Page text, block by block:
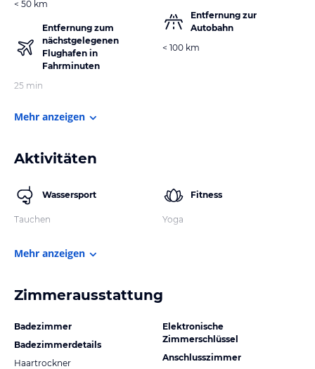
< 50 km
Entfernung zum
nächstgelegenen
Flughafen in
Fahrminuten
25 min
Entfernung zur
Autobahn
< 100 km
Mehr anzeigen
Aktivitäten
Wassersport
Tauchen
Fitness
Yoga
Mehr anzeigen
Zimmerausstattung
Badezimmer
Badezimmerdetails
Haartrockner
Elektronische
Zimmerschlüssel
Anschlusszimmer